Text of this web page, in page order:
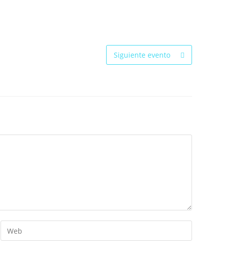
Siguiente evento
Introduce
la